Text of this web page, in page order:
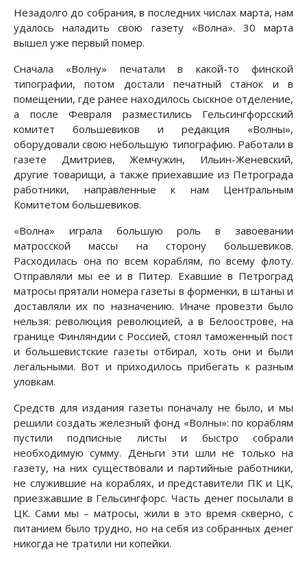
Незадолго до собрания, в последних числах марта, нам
удалось наладить свою газету «Волна». 30 марта
вышел уже первый помер.
Сначала «Волну» печатали в какой-то финской
типографии, потом достали печатный станок и в
помещении, где ранее находилось сыскное отделение,
а после Февраля разместились Гельсингфорсский
комитет большевиков и редакция «Волны»,
оборудовали свою небольшую типографию. Работали в
газете Дмитриев, Жемчужин, Ильин-Женевский,
другие товарищи, а также приехавшие из Петрограда
работники, направленные к нам Центральным
Комитетом большевиков.
«Волна» играла большую роль в завоевании
матросской массы на сторону большевиков.
Расходилась она по всем кораблям, по всему флоту.
Отправляли мы ее и в Питер. Ехавшие в Петроград
матросы прятали номера газеты в форменки, в штаны и
доставляли их по назначению. Иначе провезти было
нельзя: революция революцией, а в Белоострове, на
границе Финляндии с Россией, стоял таможенный пост
и большевистские газеты отбирал, хоть они и были
легальными. Вот и приходилось прибегать к разным
уловкам.
Средств для издания газеты поначалу не было, и мы
решили создать железный фонд «Волны»: по кораблям
пустили подписные листы и быстро собрали
необходимую сумму. Деньги эти шли не только на
газету, на них существовали и партийные работники,
не служившие на кораблях, и представители ПК и ЦК,
приезжавшие в Гельсингфорс. Часть денег посылали в
ЦК. Сами мы – матросы, жили в это время скверно, с
питанием было трудно, но на себя из собранных денег
никогда не тратили ни копейки.